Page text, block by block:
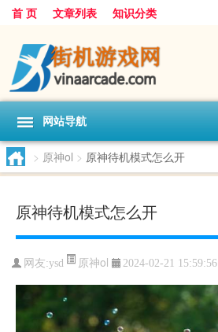
首 页 文章列表 知识分类
网站导航
> 原神ol > 原神待机模式怎么开
原神待机模式怎么开
网友:ysd 原神ol 2024-02-21 15:59:56